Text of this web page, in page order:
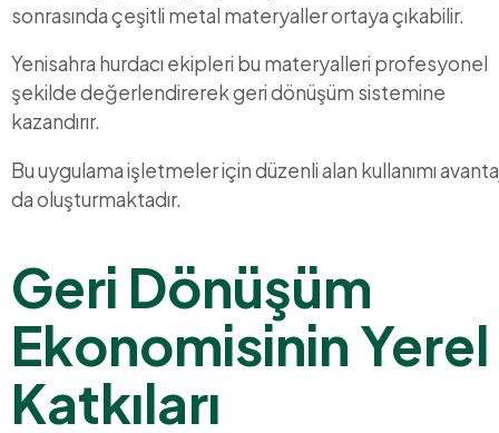
sonrasında çeşitli metal materyaller ortaya çıkabilir.
Yenisahra hurdacı ekipleri bu materyalleri profesyonel
şekilde değerlendirerek geri dönüşüm sistemine
kazandırır.
Bu uygulama işletmeler için düzenli alan kullanımı
da oluşturmaktadır.
Geri Dönüşüm
Ekonomisinin Yerel
Katkıları